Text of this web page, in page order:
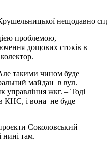
нещодавно
проблемою, –
дощових стоків в
такими чином буде
майдан в вул.
управління жкг. – Тоді
КНС, і вона не буде
Соколовський
нині там.